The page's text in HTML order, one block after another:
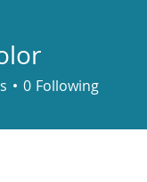
0 Following